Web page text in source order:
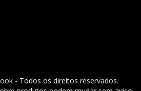
- Todos os direitos reservados.